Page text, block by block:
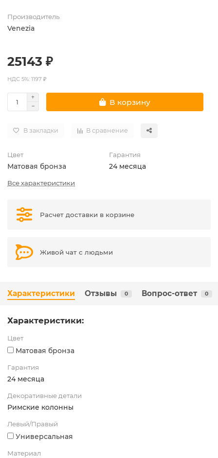
Производитель
Venezia
25143 ₽
НДС 5%: 1197 ₽
В корзину
В закладки В сравнение
Цвет
Матовая бронза
Гарантия
24 месяца
Все характеристики
Расчет доставки в корзине
Живой чат с людьми
Характеристики Отзывы 0 Вопрос-ответ 0
Характеристики:
Цвет
Матовая бронза
Гарантия
24 месяца
Декоративные детали
Римские колонны
Левый/Правый
Универсальная
Материал